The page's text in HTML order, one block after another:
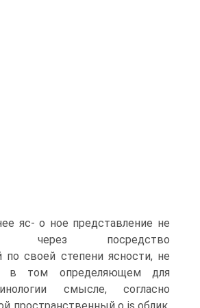
яс- о ное представление не
через посредство
по своей степени ясности, не
в том определяющем для
смысле, согласно